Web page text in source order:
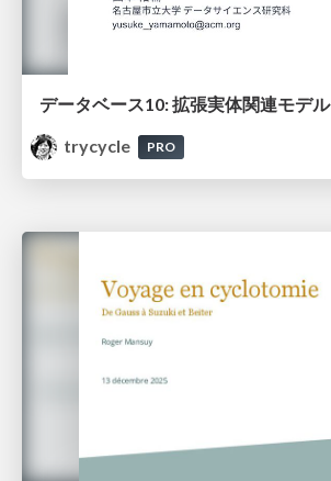
データベース10: 拡張実体関連モデル
trycycle
PRO